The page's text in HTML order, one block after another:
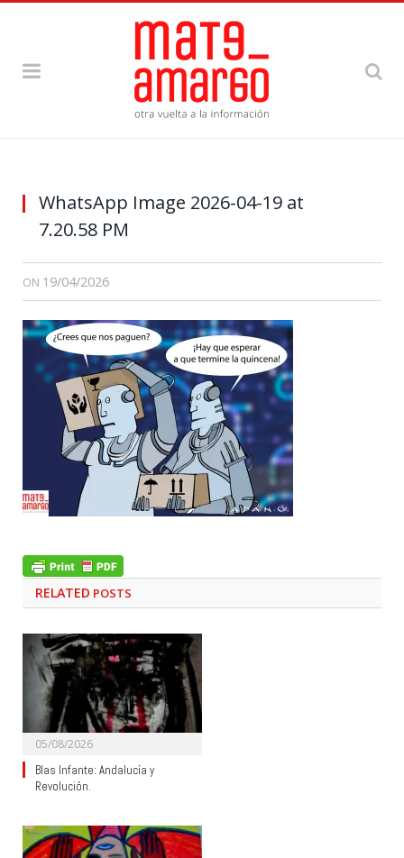
WhatsApp Image 2026-04-19 at
7.20.58 PM
ON 19/04/2026
RELATED POSTS
05/08/2026
Blas Infante: Andalucía y
Revolución.